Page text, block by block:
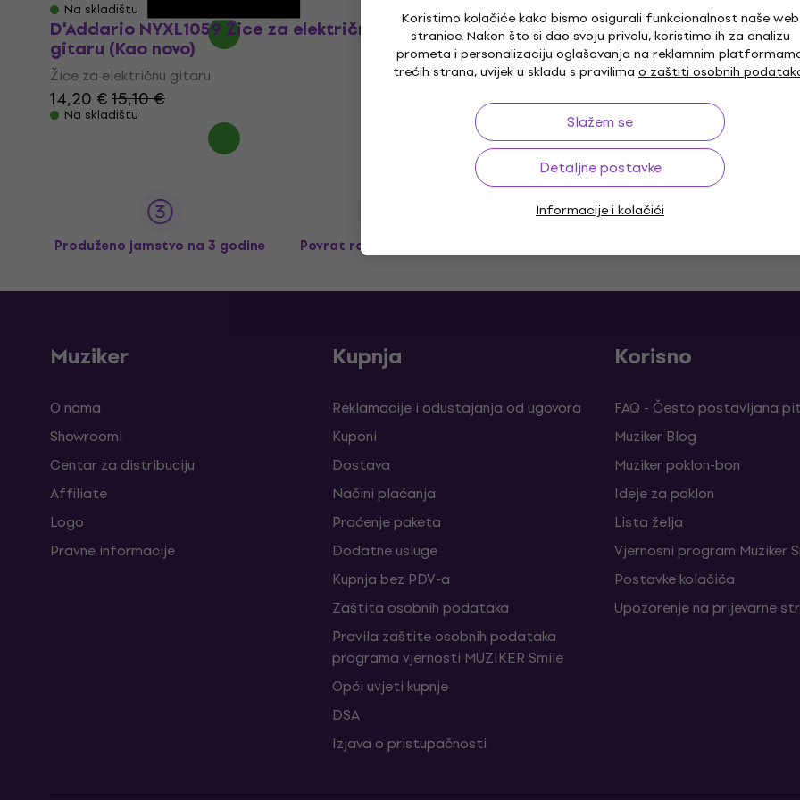
Koristimo kolačiće kako bismo osigurali funkcionalnost naše web
stranice. Nakon što si dao svoju privolu, koristimo ih za analizu
prometa i personalizaciju oglašavanja na reklamnim
trećih strana, uvijek u skladu s pravilima o zaštiti osobnih
Slažem se
Detaljne postavke
Informacije i kolačići
Na skladištu
D'Addario NYXL1059 Žice za električnu
gitaru (Kao novo)
Žice za električnu gitaru
14,20 €15,10 €
Na skladištu
D'Addario NYXL1059 Žice za električnu
gitaru (Kao novo)
Žice za električnu gitaru
14,20 €15 €
Na skladištu
Produženo jamstvo na 3 godine Povrat robe do 30 dana Više od
Muziker
O nama
Showroomi
Centar za distribuciju
Affiliate
Logo
Pravne informacije
Kupnja
Reklamacije i odustajanja od ugovora
Kuponi
Dostava
Načini plaćanja
Praćenje paketa
Dodatne usluge
Kupnja bez PDV-a
Zaštita osobnih podataka
Pravila zaštite osobnih podataka
programa vjernosti MUZIKER Smile
Opći uvjeti kupnje
DSA
Izjava o pristupačnosti
Korisno
FAQ - Često postavljana
Muziker Blog
Muziker poklon-bon
Ideje za poklon
Lista želja
Vjernosni program Muziker
Postavke kolačića
Upozorenje na prijevarne